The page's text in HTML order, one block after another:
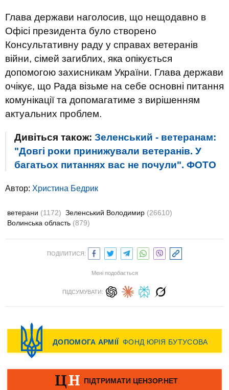
Глава держави наголосив, що нещодавно в
Офісі президента було створено
Консультативну раду у справах ветеранів
війни, сімей загиблих, яка опікується
допомогою захисникам України. Глава держави
очікує, що Рада візьме на себе основні питання
комунікації та допомагатиме з вирішенням
актуальних проблем.
Дивіться також: Зеленський - ветеранам:
"Довгі роки принижували ветеранів. У
багатьох питаннях вас не почули". ФОТО
Автор: Христина Бедрик
ветерани (1172) Зеленський Володимир (26610)
Волинська область (879)
ПОДІЛИТИСЯ:
Мені подобається
ПІДСУМУВАТИ: